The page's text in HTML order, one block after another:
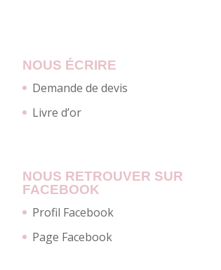
NOUS ÉCRIRE
Demande de devis
Livre d’or
NOUS RETROUVER SUR
FACEBOOK
Profil Facebook
Page Facebook